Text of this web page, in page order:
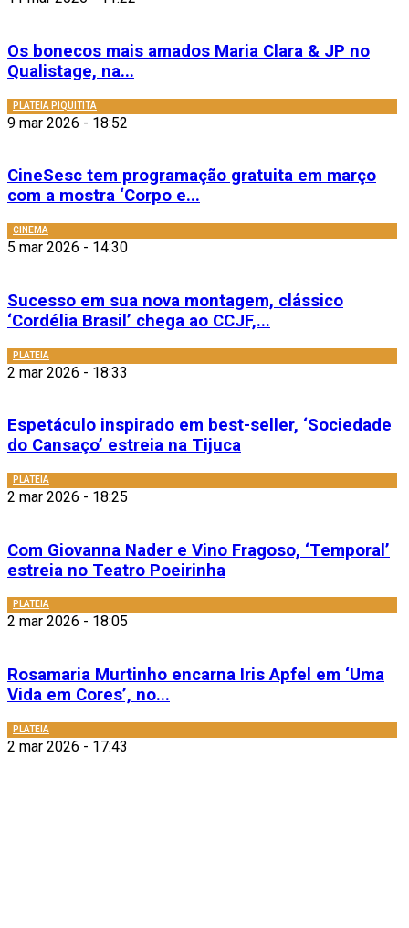
Os bonecos mais amados Maria Clara & JP no
Qualistage, na...
PLATEIA PIQUITITA
9 mar 2026 - 18:52
CineSesc tem programação gratuita em março
com a mostra ‘Corpo e...
CINEMA
5 mar 2026 - 14:30
Sucesso em sua nova montagem, clássico
‘Cordélia Brasil’ chega ao CCJF,...
PLATEIA
2 mar 2026 - 18:33
Espetáculo inspirado em best-seller, ‘Sociedade
do Cansaço’ estreia na Tijuca
PLATEIA
2 mar 2026 - 18:25
Com Giovanna Nader e Vino Fragoso, ‘Temporal’
estreia no Teatro Poeirinha
PLATEIA
2 mar 2026 - 18:05
Rosamaria Murtinho encarna Iris Apfel em ‘Uma
Vida em Cores’, no...
PLATEIA
2 mar 2026 - 17:43